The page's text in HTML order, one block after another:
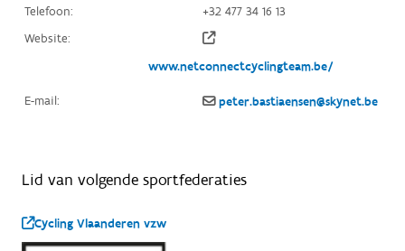
Telefoon:
+32 477 34 16 13
Website:
www.netconnectcyclingteam.be/
E-mail: peter.bastiaensen@skynet.be
Lid van volgende sportfederaties
Cycling Vlaanderen vzw